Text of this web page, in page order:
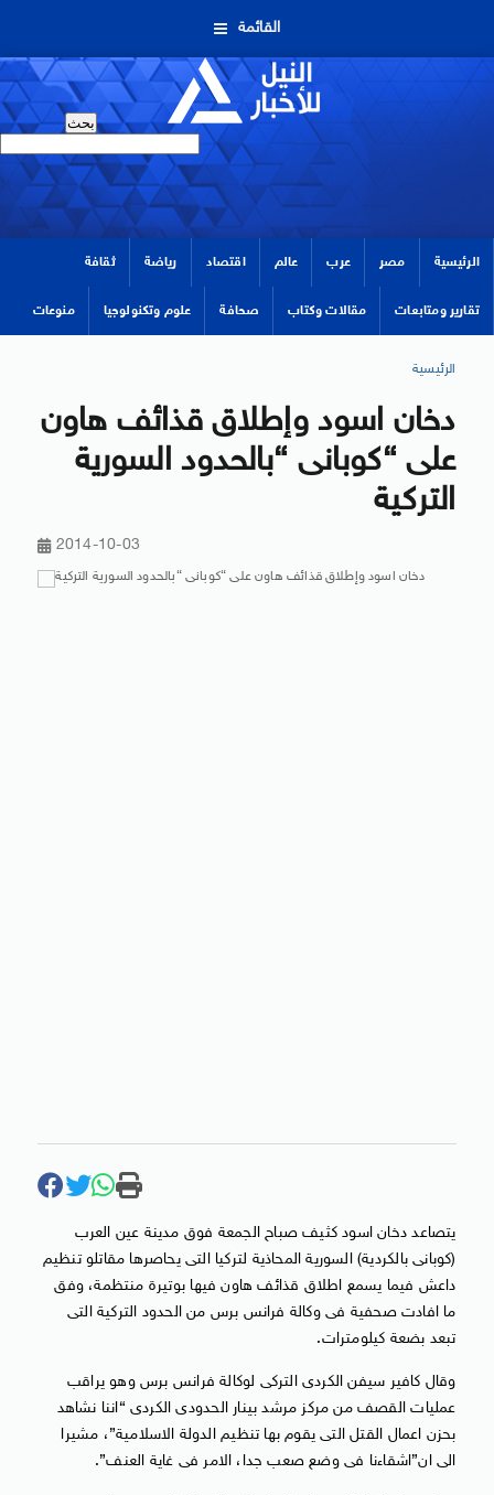
القائمة
الرئيسية مصر عرب عالم اقتصاد رياضة ثقافة
تقارير ومتابعات مقالات وكتاب صحافة علوم وتكنولوجيا منوعات
الرئيسية
دخان اسود وإطلاق قذائف هاون
على “كوبانى “بالحدود السورية
التركية
2014-10-03
يتصاعد دخان اسود كثيف صباح الجمعة فوق مدينة عين العرب
(كوبانى بالكردية) السورية المحاذية لتركيا التى يحاصرها مقاتلو تنظيم
داعش فيما يسمع اطلاق قذائف هاون فيها بوتيرة منتظمة، وفق
ما افادت صحفية فى وكالة فرانس برس من الحدود التركية التى
تبعد بضعة كيلومترات.
وقال كافير سيفن الكردى التركى لوكالة فرانس برس وهو يراقب
عمليات القصف من مركز مرشد بينار الحدودى الكردى “اننا نشاهد
بحزن اعمال القتل التى يقوم بها تنظيم الدولة الاسلامية”، مشيرا
الى ان”اشقاءنا فى وضع صعب جدا، الامر فى غاية العنف”.